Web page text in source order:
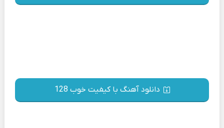
دانلود آهنگ با کیفیت خوب 128